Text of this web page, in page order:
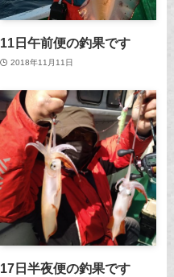
11日午前便の釣果です
2018年11月11日
17日半夜便の釣果です